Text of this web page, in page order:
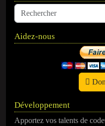
Aidez-nous
Développement
Apportez vos talents de